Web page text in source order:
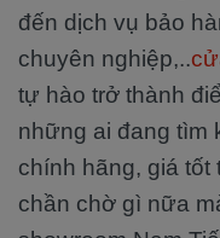
đến dịch vụ bảo
chuyên nghiệp,..
tự hào trở thành
những ai đang tìm
chính hãng, giá tốt
chần chờ gì nữa